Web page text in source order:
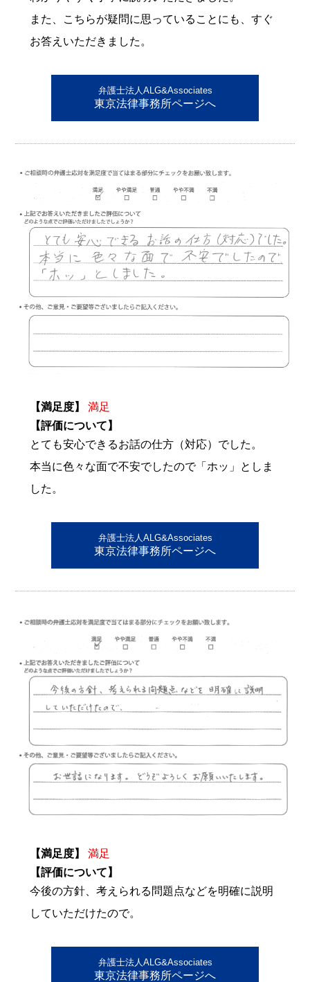
また、こちらが疑問に思っていることにも、すぐ
お答えいただきました。
弁護士法人ALG&Associates
東京法律事務所ページへ
【満足度】
満足
【評価について】
とても安心できるお話の仕方（対応）でした。
本当に色々な面で不安でしたので「ホッ」としま
した。
弁護士法人ALG&Associates
東京法律事務所ページへ
【満足度】
満足
【評価について】
今後の方針、考えられる問題点などを明確に説明
していただけたので。
弁護士法人ALG&Associates
東京法律事務所ページへ